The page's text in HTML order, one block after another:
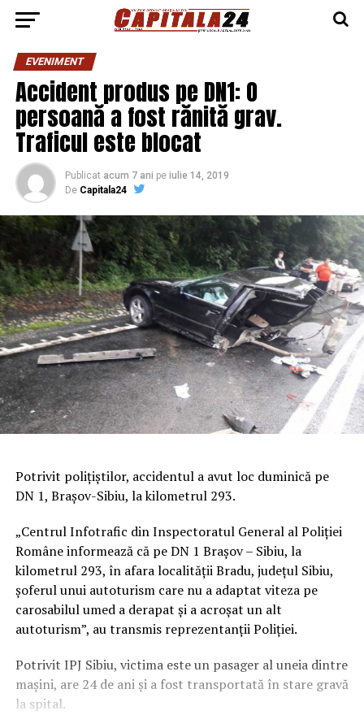
EVENIMENT
Accident produs pe DN1: O
persoană a fost rănită grav.
Traficul este blocat
Publicat acum 7 ani pe iulie 14, 2019
De Capitala24
Potrivit poliţiştilor, accidentul a avut loc duminică pe
DN 1, Braşov-Sibiu, la kilometrul 293.
„Centrul Infotrafic din Inspectoratul General al Poliţiei
Române informează că pe DN 1 Braşov – Sibiu, la
kilometrul 293, în afara localităţii Bradu, judeţul Sibiu,
şoferul unui autoturism care nu a adaptat viteza pe
carosabilul umed a derapat şi a acroşat un alt
autoturism”, au transmis reprezentanţii Poliţiei.
Potrivit IPJ Sibiu, victima este un pasager al uneia dintre
maşini, are 24 de ani şi a fost transportată în stare gravă
la spital.